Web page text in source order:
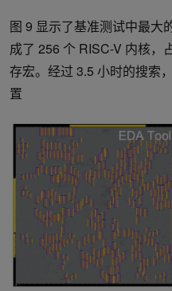
图 9 显示了基准测试中最大
成了 256 个 RISC-V 内核，
存宏。经过 3.5 小时的搜索
置